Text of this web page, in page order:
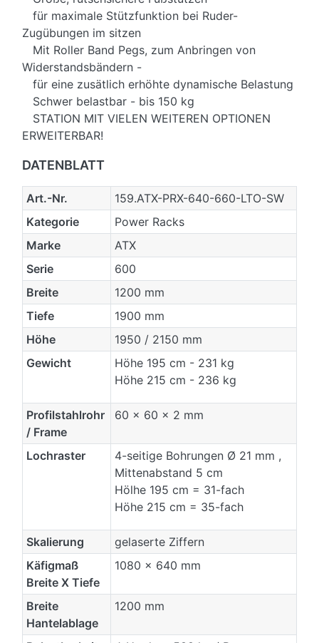
für maximale Stützfunktion bei Ruder-
Zugübungen im sitzen
Mit Roller Band Pegs, zum Anbringen von
Widerstandsbändern -
für eine zusätlich erhöhte dynamische Belastung
Schwer belastbar - bis 150 kg
STATION MIT VIELEN WEITEREN OPTIONEN
ERWEITERBAR!
DATENBLATT
Art.-Nr.
159.ATX-PRX-640-660-LTO-SW
Kategorie
Power Racks
Marke
ATX
Serie
600
Breite
1200 mm
Tiefe
1900 mm
Höhe
1950 / 2150 mm
Gewicht
Höhe 195 cm - 231 kg
Höhe 215 cm - 236 kg
Profilstahlrohr
/ Frame
60 x 60 x 2 mm
Lochraster
4-seitige Bohrungen Ø 21 mm ,
Mittenabstand 5 cm
Hölhe 195 cm = 31-fach
Höhe 215 cm = 35-fach
Skalierung
gelaserte Ziffern
Käfigmaß
Breite X Tiefe
1080 x 640 mm
Breite
Hantelablage
1200 mm